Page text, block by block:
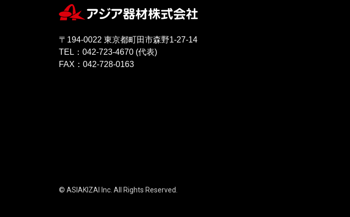
〒194-0022 東京都町田市森野1-27-14
TEL：042-723-4670 (代表)
FAX：042-728-0163
© ASIAKIZAI Inc. All Rights Reserved.